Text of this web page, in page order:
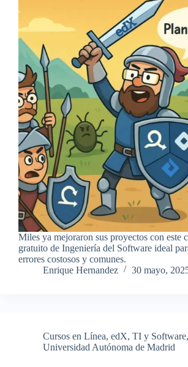
Miles ya mejoraron sus proyectos con este
gratuito de Ingeniería del Software ideal
errores costosos y comunes.
Enrique Hernandez
30 mayo,
Cursos en Línea, edX, TI y Software,
Universidad Autónoma de Madrid